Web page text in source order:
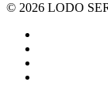
© 2026 LODO